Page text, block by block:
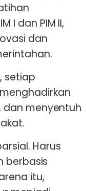
I dan PIM II,
dan
setiap
dan menyentuh
Harus
berbasis
itu,